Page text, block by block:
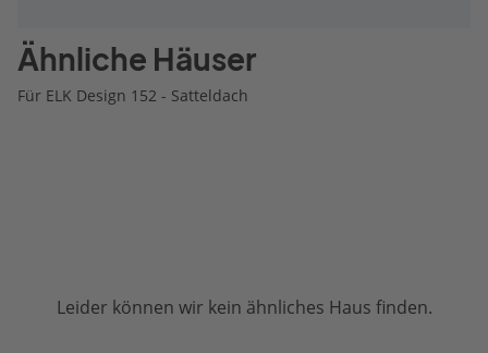
Ähnliche Häuser
Für ELK Design 152 - Satteldach
Leider können wir kein ähnliches Haus finden.